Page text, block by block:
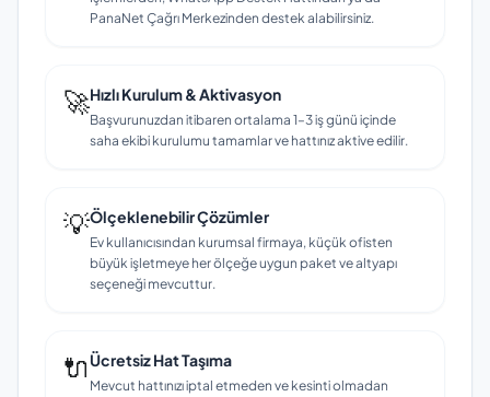
PanaNet Çağrı Merkezinden destek alabilirsiniz.
🚀Hızlı Kurulum & Aktivasyon
Başvurunuzdan itibaren ortalama 1–3 iş günü içinde
saha ekibi kurulumu tamamlar ve hattınız aktive edilir.
💡Ölçeklenebilir Çözümler
Ev kullanıcısından kurumsal firmaya, küçük ofisten
büyük işletmeye her ölçeğe uygun paket ve altyapı
seçeneği mevcuttur.
🔌Ücretsiz Hat Taşıma
Mevcut hattınızı iptal etmeden ve kesinti olmadan